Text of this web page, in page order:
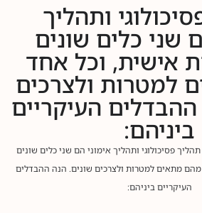
ותהליך
שני כלים שונים
אישית, וכל אחד
למטרות ולצרכים
העיקריים
ביניהם:
פסיכולוגי ותהליך אימוני הם שני כלים שונים
מתאים למטרות ולצרכים שונים. הנה ההבדלים
העיקריים ביניהם: